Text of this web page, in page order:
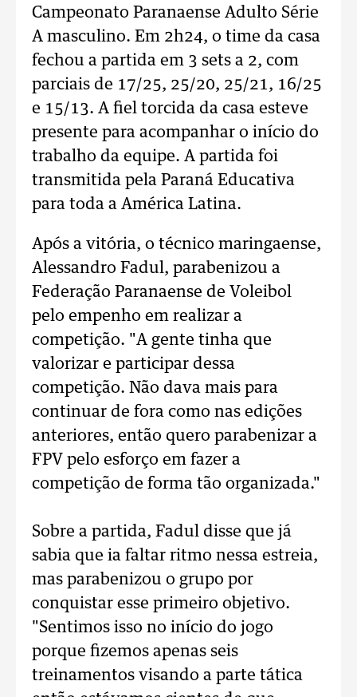
Campeonato Paranaense Adulto Série
A masculino. Em 2h24, o time da casa
fechou a partida em 3 sets a 2, com
parciais de 17/25, 25/20, 25/21, 16/25
e 15/13. A fiel torcida da casa esteve
presente para acompanhar o início do
trabalho da equipe. A partida foi
transmitida pela Paraná Educativa
para toda a América Latina.
Após a vitória, o técnico maringaense,
Alessandro Fadul, parabenizou a
Federação Paranaense de Voleibol
pelo empenho em realizar a
competição. "A gente tinha que
valorizar e participar dessa
competição. Não dava mais para
continuar de fora como nas edições
anteriores, então quero parabenizar a
FPV pelo esforço em fazer a
competição de forma tão organizada."
Sobre a partida, Fadul disse que já
sabia que ia faltar ritmo nessa estreia,
mas parabenizou o grupo por
conquistar esse primeiro objetivo.
"Sentimos isso no início do jogo
porque fizemos apenas seis
treinamentos visando a parte tática